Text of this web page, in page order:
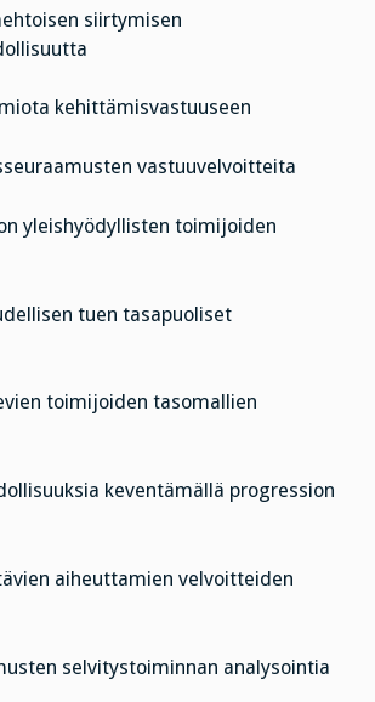
siirtymisen
kehittämisvastuuseen
vastuuvelvoitteita
yleishyödyllisten toimijoiden
tuen tasapuoliset
toimijoiden tasomallien
keventämällä progression
aiheuttamien velvoitteiden
selvitystoiminnan analysointia